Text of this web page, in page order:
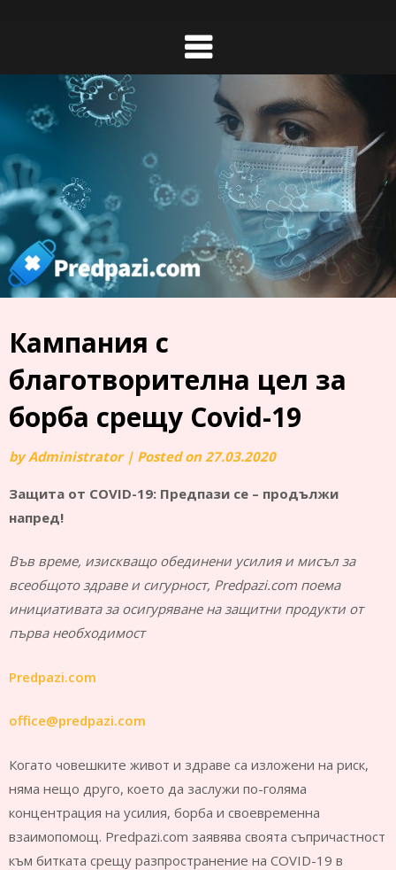
Кампания с
благотворителна цел за
борба срещу Covid-19
byAdministrator | Posted on 27.03.2020
Защита от COVID-19: Предпази се – продължи
напред!
Във време, изискващо обединени усилия и мисъл за
всеобщото здраве и сигурност, Predpazi.com поема
инициативата за осигуряване на защитни продукти от
първа необходимост
Predpazi.com
office@predpazi.com
Когато човешките живот и здраве са изложени на риск,
няма нещо друго, което да заслужи по-голяма
концентрация на усилия, борба и своевременна
взаимопомощ. Predpazi.com заявява своята съпричастност
към битката срещу разпространение на COVID-19 в